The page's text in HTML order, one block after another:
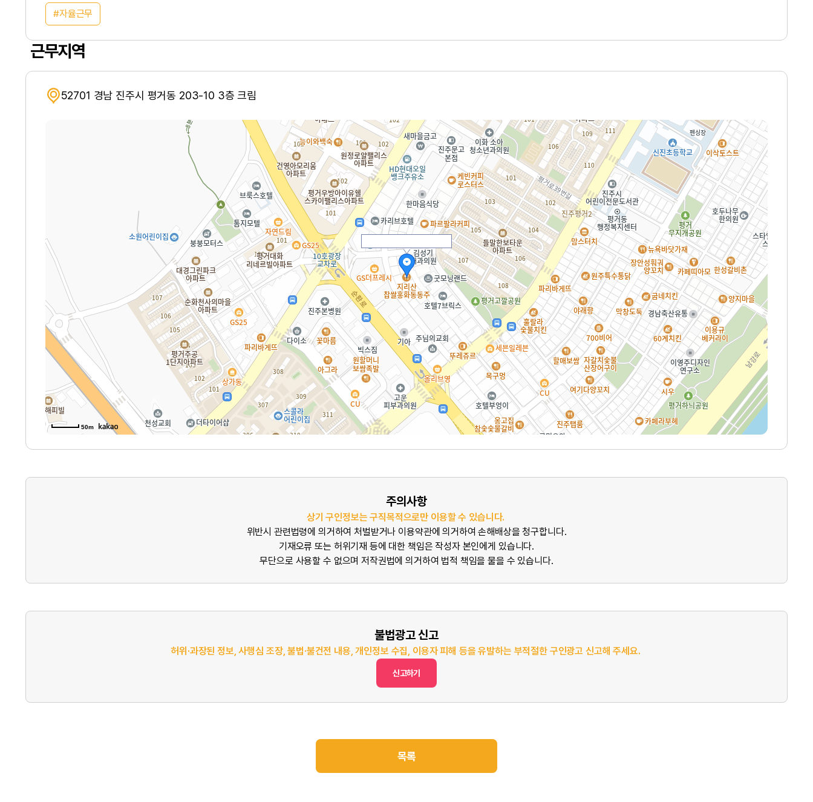
자율근무
근무지역
52701 경남 진주시 평거동 203-10 3층 크림
50m
주의사항
상기 구인정보는 구직목적으로만 이용할 수 있습니다.
위반시 관련법령에 의거하여 처벌받거나 이용약관에 의거하여 손해배상을 청구합니다.
기재오류 또는 허위기재 등에 대한 책임은 작성자 본인에게 있습니다.
무단으로 사용할 수 없으며 저작권법에 의거하여 법적 책임을 물을 수 있습니다.
불법광고 신고
허위·과장된 정보, 사행심 조장, 불법·불건전 내용, 개인정보 수집, 이용자 피해 등을 유발하는 부적절한 구인광고 신고해 주세요.
신고하기
목록